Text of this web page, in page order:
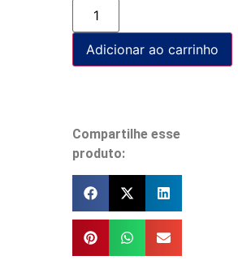
Adicionar ao carrinho
Compartilhe esse
produto: